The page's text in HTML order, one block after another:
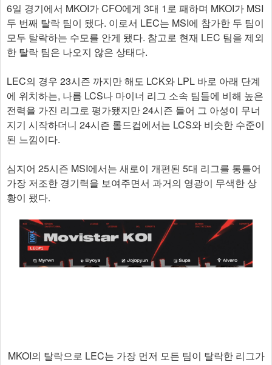
6일 경기에서 MKOI가 CFO에게 3대 1로 패하며 MKOI가 MSI
두 번째 탈락 팀이 됐다. 이로서 LEC는 MSI에 참가한 두 팀이
모두 탈락하는 수모를 안게 됐다. 참고로 현재 LEC 팀을 제외
한 탈락 팀은 나오지 않은 상태다.
LEC의 경우 23시즌 까지만 해도 LCK와 LPL 바로 아래 단계
에 위치하는, 나름 LCS나 마이너 리그 소속 팀들에 비해 높은
전력을 가진 리그로 평가됐지만 24시즌 들어 그 아성이 무너
지기 시작하더니 24시즌 롤드컵에서는 LCS와 비슷한 수준이
된 느낌이다.
심지어 25시즌 MSI에서는 새로이 개편된 5대 리그를 통틀어
가장 저조한 경기력을 보여주면서 과거의 영광이 무색한 상
황이 됐다.
MKOI의 탈락으로 LEC는 가장 먼저 모든 팀이 탈락한 리그가